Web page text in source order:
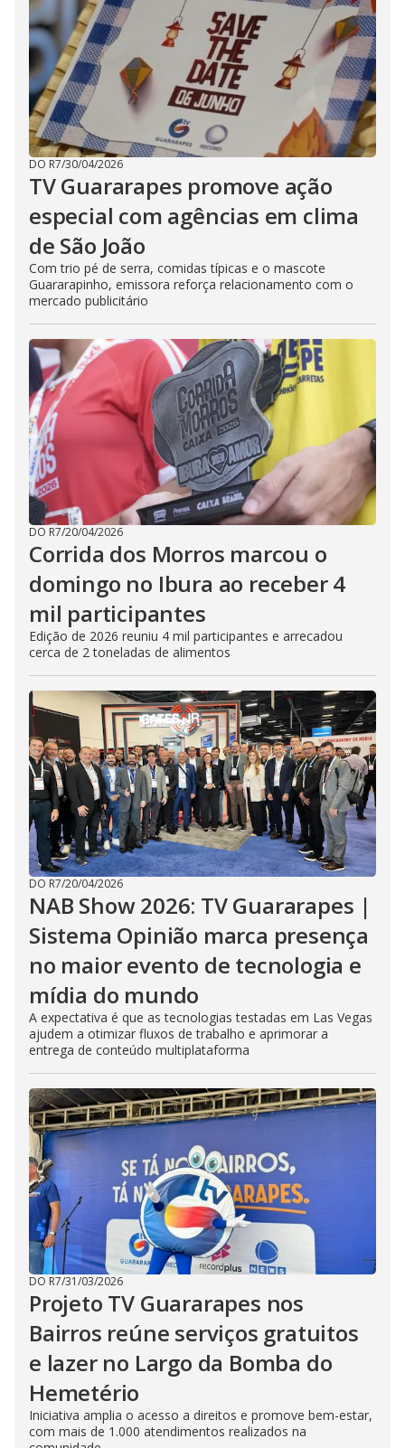
DO R7/30/04/2026
TV Guararapes promove ação
especial com agências em clima
de São João
Com trio pé de serra, comidas típicas e o mascote
Guararapinho, emissora reforça relacionamento com o
mercado publicitário
DO R7/20/04/2026
Corrida dos Morros marcou o
domingo no Ibura ao receber 4
mil participantes
Edição de 2026 reuniu 4 mil participantes e arrecadou
cerca de 2 toneladas de alimentos
DO R7/20/04/2026
NAB Show 2026: TV Guararapes |
Sistema Opinião marca presença
no maior evento de tecnologia e
mídia do mundo
A expectativa é que as tecnologias testadas em Las Vegas
ajudem a otimizar fluxos de trabalho e aprimorar a
entrega de conteúdo multiplataforma
DO R7/31/03/2026
Projeto TV Guararapes nos
Bairros reúne serviços gratuitos
e lazer no Largo da Bomba do
Hemetério
Iniciativa amplia o acesso a direitos e promove bem-estar,
com mais de 1.000 atendimentos realizados na